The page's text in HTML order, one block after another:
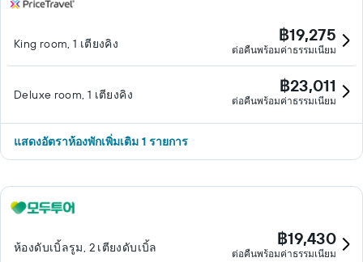
King room, 1 เตียงคิง ฿19,275
ต่อคืนพร้อมค่าธรรมเนียม
Deluxe room, 1 เตียงคิง ฿23,011
ต่อคืนพร้อมค่าธรรมเนียม
แสดงอัตราห้องพักเพิ่มเติม 1 รายการ
ห้องดับเบิ้ลรูม, 2 เตียงดับเบิ้ล ฿19,430
ต่อคืนพร้อมค่าธรรมเนียม